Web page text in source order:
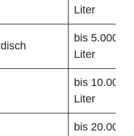
Liter
bis 5.000
Liter
bis 10.000
Liter
bis 20.000